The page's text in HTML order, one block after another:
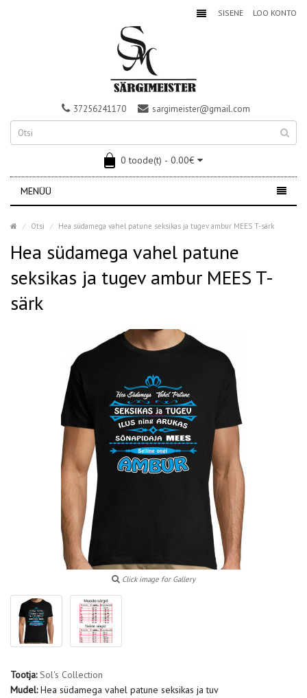
SISENE LOO KONTO
37256241170 sargimeister@gmail.com
0 toode(t) - 0.00€
MENÜÜ
Otsi Hea südamega vahel patune seksikas ja tugev ambur MEES T-särk
Hea südamega vahel patune
seksikas ja tugev ambur MEES T-
särk
Click image for Gallery
Tootja: Sol's Collection
Mudel: Hea südamega vahel patune seksikas ja tuv